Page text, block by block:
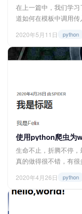
在上一篇中，我们学
道如何在模板中调用
进行一些判断与操作，
模板时的一些其他操
有各种各样的类...
2020年5月11日 python
使用python爬虫为
生命不止，折腾不停
真的做得很不错，有
荡，所以我在想可不可
布上去呢，那么话不多
2020年4月26日 python